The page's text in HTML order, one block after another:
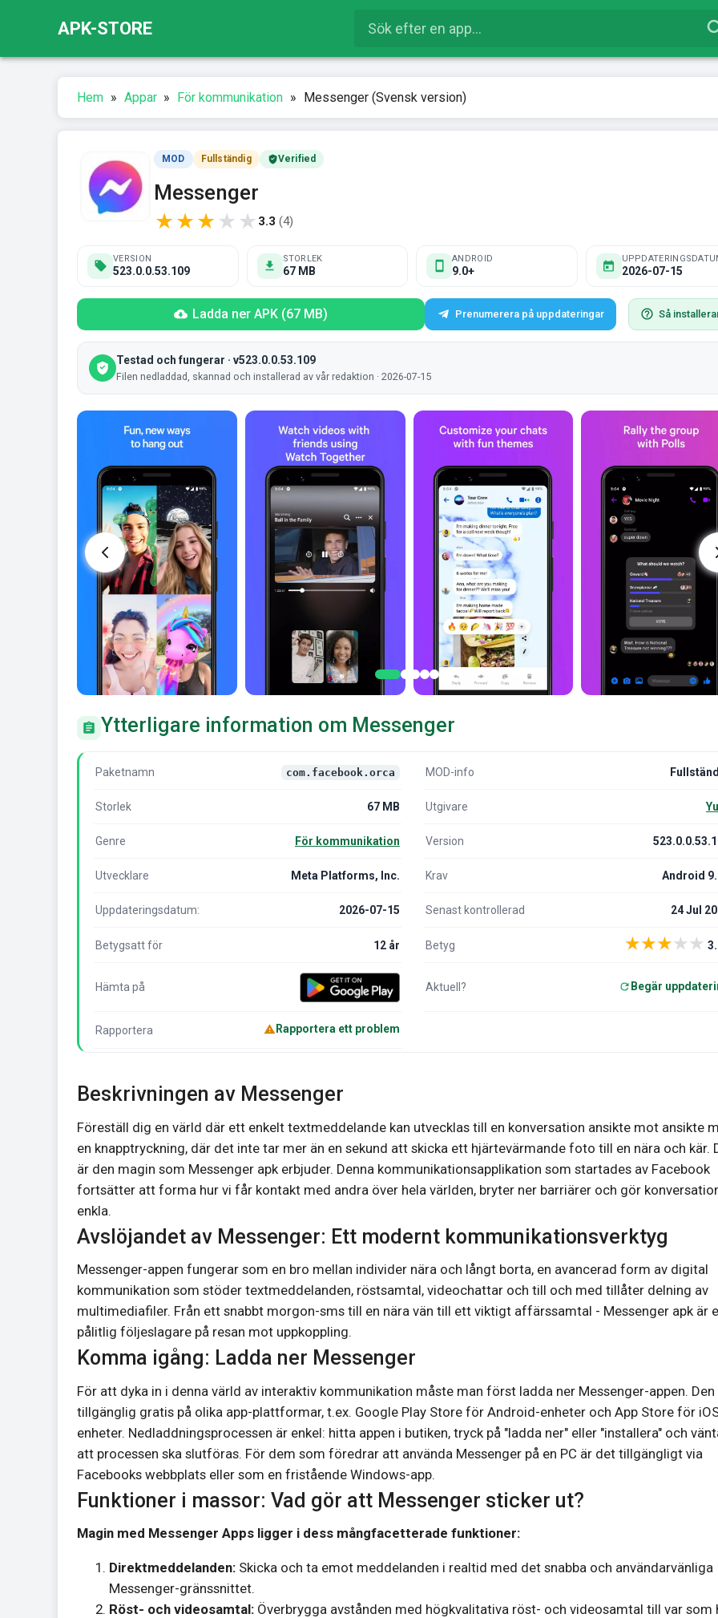
APK-STORE
Hem » Appar » För kommunikation » Messenger (Svensk version)
MOD Fullständig Verified
Messenger
★★★ ★ ★ 3.3 (4)
VERSION
523.0.0.53.109
STORLEK
67 MB
ANDROID
9.0+ 2026-07-15
Ladda ner APK (67 MB) Prenumerera på uppdateringar Så
Testad och fungerar · v523.0.0.53.109
Filen nedladdad, skannad och installerad av vår redaktion · 2026-07-15
Ytterligare information om Messenger
Paketnamn com.facebook.orca MOD-info
Storlek 67 MB Utgivare
Genre För kommunikation Version
Utvecklare Meta Platforms, Inc. Krav Android
Uppdateringsdatum: 2026-07-15 Senast kontrollerad 24 Jul
Betygsatt för 12 år Betyg ★★★★★
Hämta på Aktuell? Begär
Rapportera Rapportera ett problem
Beskrivningen av Messenger
Föreställ dig en värld där ett enkelt textmeddelande kan utvecklas till en konversation ansikte mot ansikte
en knapptryckning, där det inte tar mer än en sekund att skicka ett hjärtevärmande foto till en nära och kär.
är den magin som Messenger apk erbjuder. Denna kommunikationsapplikation som startades av Facebook
fortsätter att forma hur vi får kontakt med andra över hela världen, bryter ner barriärer och gör
enkla.
Avslöjandet av Messenger: Ett modernt kommunikationsverktyg
Messenger-appen fungerar som en bro mellan individer nära och långt borta, en avancerad form av digital
kommunikation som stöder textmeddelanden, röstsamtal, videochattar och till och med tillåter delning av
multimediafiler. Från ett snabbt morgon-sms till en nära vän till ett viktigt affärssamtal - Messenger apk är
pålitlig följeslagare på resan mot uppkoppling.
Komma igång: Ladda ner Messenger
För att dyka in i denna värld av interaktiv kommunikation måste man först ladda ner Messenger-appen. Den
tillgänglig gratis på olika app-plattformar, t.ex. Google Play Store för Android-enheter och App Store för
enheter. Nedladdningsprocessen är enkel: hitta appen i butiken, tryck på "ladda ner" eller "installera" och
att processen ska slutföras. För dem som föredrar att använda Messenger på en PC är det tillgängligt via
Facebooks webbplats eller som en fristående Windows-app.
Funktioner i massor: Vad gör att Messenger sticker ut?
Magin med Messenger Apps ligger i dess mångfacetterade funktioner:
Direktmeddelanden: Skicka och ta emot meddelanden i realtid med det snabba och användarvänliga
Messenger-gränssnittet.
Röst- och videosamtal: Överbrygga avstånden med högkvalitativa röst- och videosamtal till var som